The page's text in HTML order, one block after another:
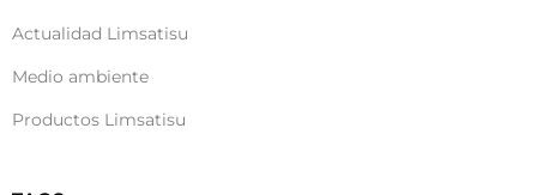
Actualidad Limsatisu
Medio ambiente
Productos Limsatisu